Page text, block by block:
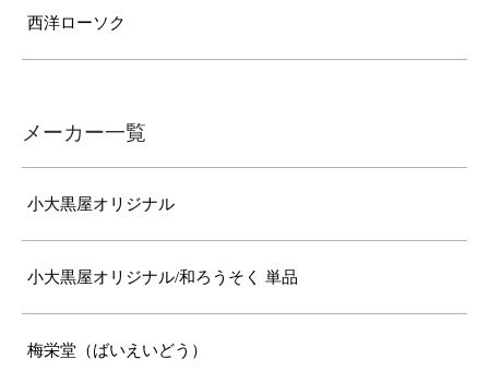
西洋ローソク
メーカー一覧
小大黒屋オリジナル
小大黒屋オリジナル/和ろうそく 単品
梅栄堂（ばいえいどう）